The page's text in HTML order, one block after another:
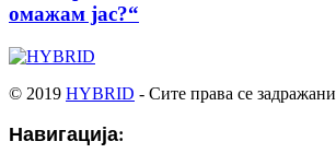
омажам јас?“
© 2019 HYBRID - Сите права се задражани
Навигација: